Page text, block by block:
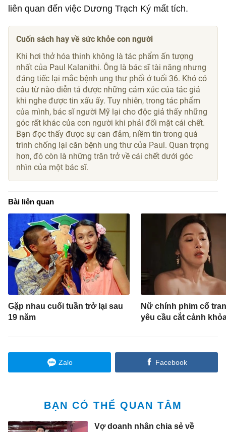
liên quan đến việc Dương Trạch Ký mất tích.
Cuốn sách hay về sức khỏe con người
Khi hơi thở hóa thinh không là tác phẩm ấn tượng
nhất của Paul Kalanithi. Ông là bác sĩ tài năng nhưng
đáng tiếc lại mắc bệnh ung thư phổi ở tuổi 36. Khó có
câu từ nào diễn tả được những cảm xúc của tác giả
khi nghe được tin xấu ấy. Tuy nhiên, trong tác phẩm
của mình, bác sĩ người Mỹ lại cho độc giả thấy những
góc rất khác của con người khi phải đối mặt cái chết.
Bạn đọc thấy được sự can đảm, niềm tin trong quá
trình chống lại căn bệnh ung thư của Paul. Quan trọng
hơn, đó còn là những trăn trở về cái chết dưới góc
nhìn của một bác sĩ.
Bài liên quan
Gặp nhau cuối tuần trở lại sau
19 năm
Nữ chính phim cổ
yêu cầu cắt cảnh
Zalo Facebook
BẠN CÓ THỂ QUAN TÂM
Vợ doanh nhân chia sẻ về